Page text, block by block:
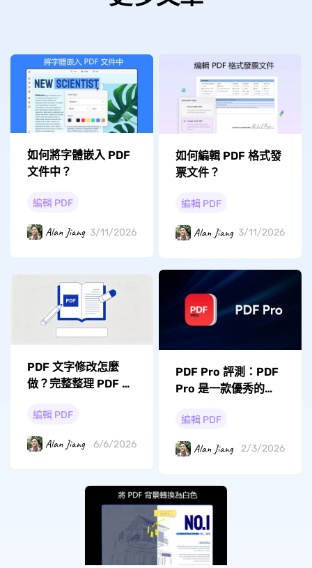
如何將字體嵌入 PDF
文件中？
編輯 PDF
Alan Jiang 3/11/2026
如何編輯 PDF 格式發
票文件？
編輯 PDF
Alan Jiang 3/11/2026
PDF 文字修改怎麼
做？完整整理 PDF 編
編輯 PDF
Alan Jiang 6/6/2026
PDF Pro 評測：PDF
Pro 是一款優秀的
編輯 PDF
Alan Jiang 2/3/2026